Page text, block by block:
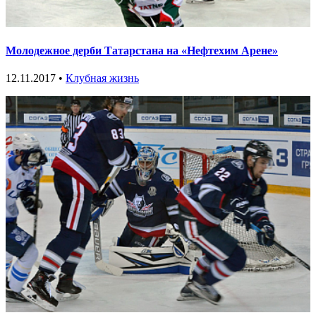
Молодежное дерби Татарстана на «Нефтехим Арене»
12.11.2017 • Клубная жизнь